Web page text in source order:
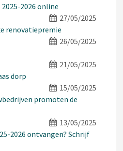
2026 online
27/05/2025
renovatiepremie
26/05/2025
21/05/2025
dorp
15/05/2025
promoten de
13/05/2025
2026 ontvangen? Schrijf